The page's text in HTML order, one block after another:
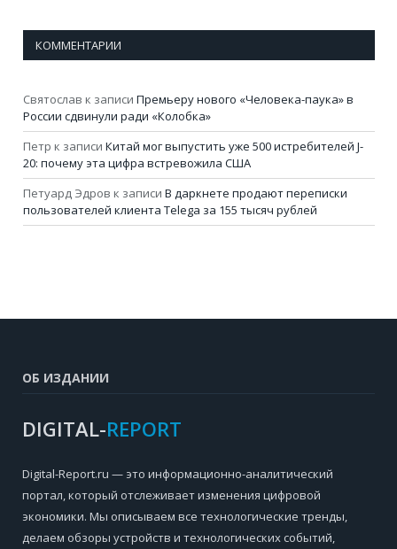
КОММЕНТАРИИ
Святослав к записи Премьеру нового «Человека-паука» в
России сдвинули ради «Колобка»
Петр к записи Китай мог выпустить уже 500 истребителей J-
20: почему эта цифра встревожила США
Петуард Эдров к записи В даркнете продают переписки
пользователей клиента Telega за 155 тысяч рублей
ОБ ИЗДАНИИ
DIGITAL-REPORT
Digital-Report.ru — это информационно-аналитический
портал, который отслеживает изменения цифровой
экономики. Мы описываем все технологические тренды,
делаем обзоры устройств и технологических событий,